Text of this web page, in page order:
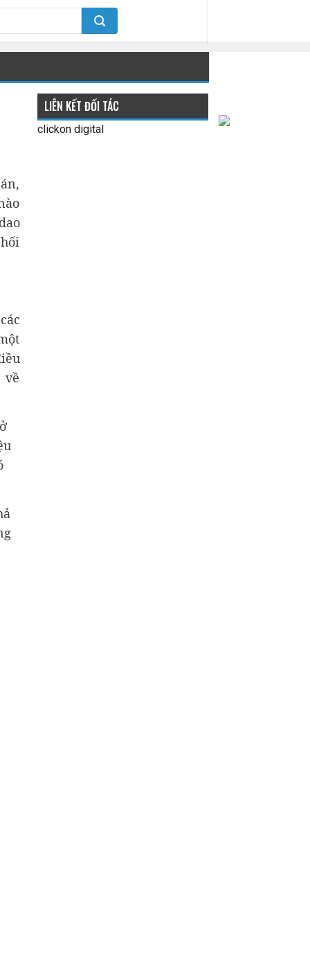
về
LIÊN KẾT ĐỐI TÁC
clickon digital